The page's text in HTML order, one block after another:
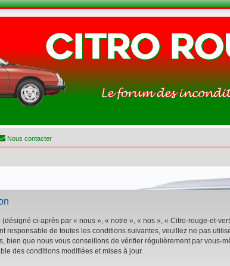
Nous contacter
ci-après par « nous », « notre », « nos », « Citro-rouge-et-
responsable de toutes les conditions suivantes, veuillez ne pas
bien que nous vous conseillons de vérifier régulièrement par vous-
des conditions modifiées et mises à jour.